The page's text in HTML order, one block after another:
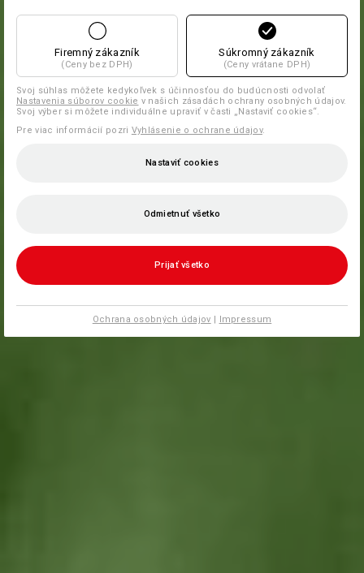
Firemný zákazník
(Ceny bez DPH)
Súkromný zákazník
(Ceny vrátane DPH)
Svoj súhlas môžete kedykoľvek s účinnosťou do budúcnosti odvolať
Nastavenia súborov cookie v našich zásadách ochrany osobných údajov.
Svoj výber si môžete individuálne upraviť v časti „Nastaviť cookies“.
Pre viac informácií pozri Vyhlásenie o ochrane údajov.
Nastaviť cookies
Odmietnuť všetko
Prijať všetko
Ochrana osobných údajov | Impressum